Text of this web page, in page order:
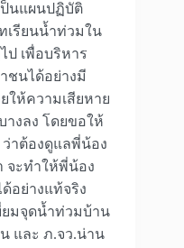
ป็นแผนปฏิบัติ
เรียนน้ำท่วมใน
ป เพื่อบริหาร
ชนได้อย่างมี
ให้ความเสียหาย
งลง โดยขอให้
ว่าต้องดูแลพี่น้อง
จะทำให้พี่น้อง
อย่างแท้จริง
ยมจุดน้ำท่วมบ้าน
และ ภ.จว.น่าน